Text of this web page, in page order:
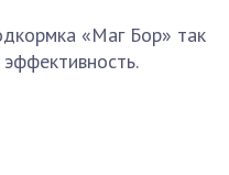
«Маг Бор» так